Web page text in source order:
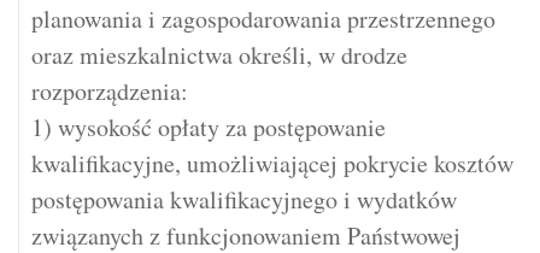
planowania i zagospodarowania przestrzennego
oraz mieszkalnictwa określi, w drodze
rozporządzenia:
1) wysokość opłaty za postępowanie
kwalifikacyjne, umożliwiającej pokrycie kosztów
postępowania kwalifikacyjnego i wydatków
związanych z funkcjonowaniem Państwowej